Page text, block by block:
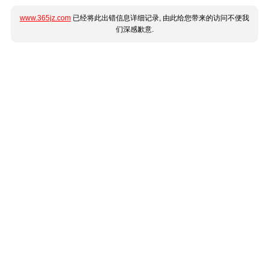
www.365jz.com 已经将此出错信息详细记录, 由此给您带来的访问不便我
们深感歉意.